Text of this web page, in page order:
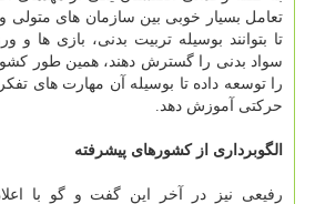
تعامل بسیار خوبی بین سازمان های متولی
تا بتوانند بوسیله تربیت بدنی، بازی ها و
را توسعه داده تا بوسیله آن مهارت های
حرکتی آموزش دهد.
الگوبرداری از کشورهای پیشرفته
رفیعی نیز در آخر این گفت و گو با اعلان